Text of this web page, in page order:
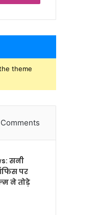
theme
Comments
सनी
पर
ने तोड़े